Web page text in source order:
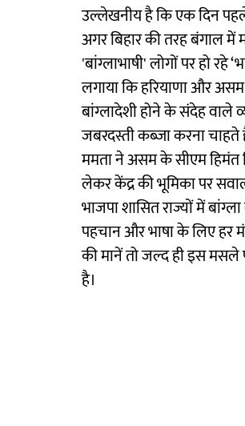
उल्लेखनीय है कि एक दिन
अगर बिहार की तरह बंगाल में
'बांग्लाभाषी' लोगों पर हो रहे
लगाया कि हरियाणा और
बांग्लादेशी होने के संदेह वाले
जबरदस्ती कब्जा करना चाहते
ममता ने असम के सीएम हिमंत
लेकर केंद्र की भूमिका पर
भाजपा शासित राज्यों में
पहचान और भाषा के लिए हर
की मानें तो जल्द ही इस मसले
है।